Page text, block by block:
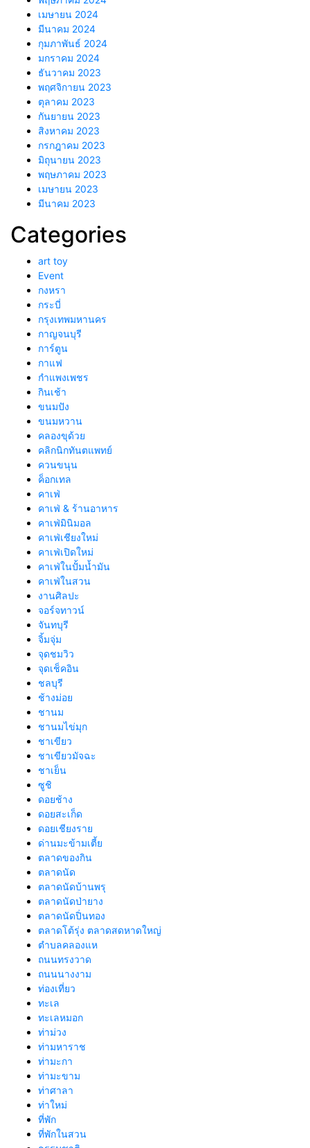
เมษายน 2024
มีนาคม 2024
กุมภาพันธ์ 2024
มกราคม 2024
ธันวาคม 2023
พฤศจิกายน 2023
ตุลาคม 2023
กันยายน 2023
สิงหาคม 2023
กรกฎาคม 2023
มิถุนายน 2023
พฤษภาคม 2023
เมษายน 2023
มีนาคม 2023
Categories
art toy
Event
กงหรา
กระบี่
กรุงเทพมหานคร
กาญจนบุรี
การ์ตูน
กาแฟ
กำแพงเพชร
กินเช้า
ขนมปัง
ขนมหวาน
คลองขุด้วย
คลิกนิกทันตแพทย์
ควนขนุน
ค็อกเทล
คาเฟ่
คาเฟ่ & ร้านอาหาร
คาเฟ่มินิมอล
คาเฟ่เชียงใหม่
คาเฟ่เปิดใหม่
คาเฟ่ในปั้มน้ำมัน
คาเฟ่ในสวน
งานศิลปะ
จอร์จทาวน์
จันทบุรี
จิ้มจุ่ม
จุดชมวิว
จุดเช็คอิน
ชลบุรี
ช้างม่อย
ชานม
ชานมไข่มุก
ชาเขียว
ชาเขียวมัจฉะ
ชาเย็น
ซูชิ
ดอยช้าง
ดอยสะเก็ด
ดอยเชียงราย
ด่านมะข้ามเตี้ย
ตลาดของกิน
ตลาดนัด
ตลาดนัดบ้านพรุ
ตลาดนัดป่ายาง
ตลาดนัดปิ่นทอง
ตลาดโต้รุ่ง ตลาดสดหาดใหญ่
ตำบลคลองแห
ถนนทรงวาด
ถนนนางงาม
ท่องเที่ยว
ทะเล
ทะเลหมอก
ท่าม่วง
ท่ามหาราช
ท่ามะกา
ท่ามะขาม
ท่าศาลา
ท่าใหม่
ที่พัก
ที่พักในสวน